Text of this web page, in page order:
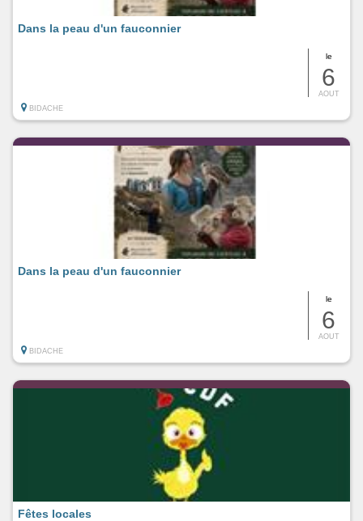
le
6
AOUT
Dans la peau d'un fauconnier
BIDACHE
le
6
AOUT
Dans la peau d'un fauconnier
BIDACHE
Fêtes locales